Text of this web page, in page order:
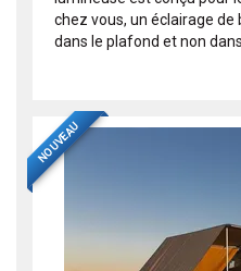
chez vous, un éclairage
dans le plafond et non
NOUVEAU